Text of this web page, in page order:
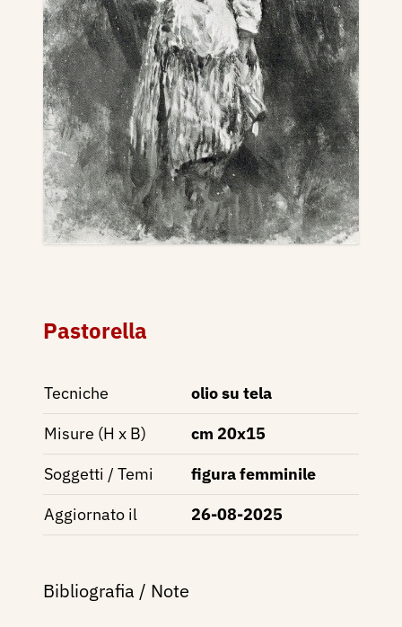
Pastorella
Tecniche
olio su tela
Misure (H x B)
cm 20x15
Soggetti / Temi
figura femminile
Aggiornato il
26-08-2025
Bibliografia / Note